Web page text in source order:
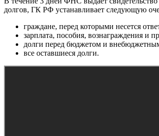
долгов, ГК РФ устанавливает следующую
граждане, перед которыми несется
зарплата, пособия, вознаграждения и
долги перед бюджетом и
все оставшиеся долги.